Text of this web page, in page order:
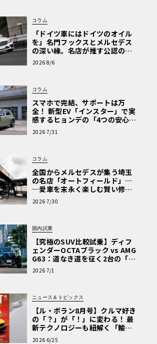
コラム
「ドイツ車にはドイツのオイル
を」名門フックスとメルセデス
の深い縁。名店が推す公認の安
心と、Cクラスで味わうシルキー
な走り〈PR〉
2026 8/6
コラム
スマホで完結、サポートは万
全！ 新型EV「インスター」で実
感するヒョンデの「4つの安心」
【第1回・ヒョンデ6つの疑問：
Why? Hyundai?】〈PR〉
2026 7/31
コラム
全国からメルセデスが集う埼玉
の名店「オートフィールド」─
─愛車を末永く楽しむ賢い修理
術と、プロがフックス製オイル
を選ぶ理由〈PR〉
2026 7/30
国内試乗
【究極のSUV比較試乗】ディフ
ェンダーOCTAブラック vs AMG
G63：道なき道を征く2台の「対
極的アプローチ」
2026 7/1
ニュース＆トピックス
【ル・ボラン8月号】クルマ好き
の「？」が「！」に変わる！ 最
新テクノロジーも紐解く「輸入
車Q&A」
2026 6/25